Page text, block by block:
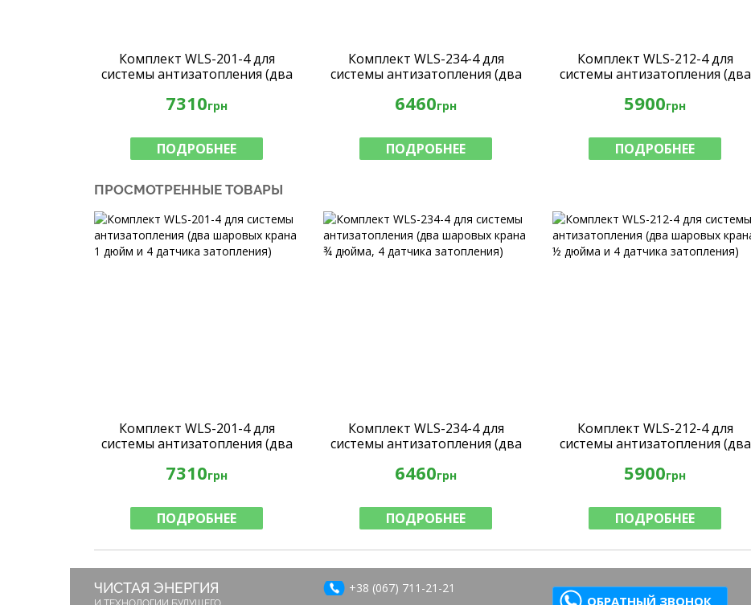
Комплект WLS-201-4 для
системы антизатопления (два
датчика затопления)
7310грн
ПОДРОБНЕЕ
Комплект WLS-234-4 для
системы антизатопления (два
датчика затопления)
6460грн
ПОДРОБНЕЕ
Комплект WLS-212-4 для
системы антизатопления (два
датчика затопления)
5900грн
ПОДРОБНЕЕ
ПРОСМОТРЕННЫЕ ТОВАРЫ
Комплект WLS-201-4 для
системы антизатопления (два
датчика затопления)
7310грн
ПОДРОБНЕЕ
Комплект WLS-234-4 для
системы антизатопления (два
датчика затопления)
6460грн
ПОДРОБНЕЕ
Комплект WLS-212-4 для
системы антизатопления (два
датчика затопления)
5900грн
ПОДРОБНЕЕ
ЧИСТАЯ ЭНЕРГИЯ +38 (067) 711-21-21
ОБРАТНЫЙ ЗВОНОК